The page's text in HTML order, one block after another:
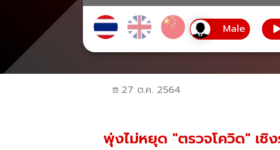
27 ต.ค. 2564
พุ่งไม่หยุด "ตรวจโควิด" เชิ